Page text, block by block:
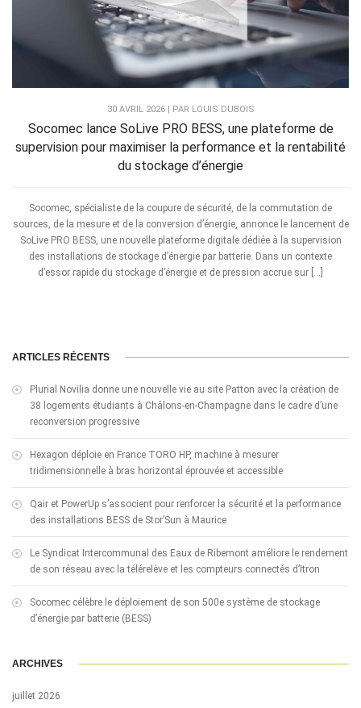
30 AVRIL 2026 | PAR LOUIS DUBOIS
Socomec lance SoLive PRO BESS, une plateforme de
supervision pour maximiser la performance et la rentabilité
du stockage d’énergie
Socomec, spécialiste de la coupure de sécurité, de la commutation de
sources, de la mesure et de la conversion d’énergie, annonce le lancement de
SoLive PRO BESS, une nouvelle plateforme digitale dédiée à la supervision
des installations de stockage d’énergie par batterie. Dans un contexte
d’essor rapide du stockage d’énergie et de pression accrue sur […]
ARTICLES RÉCENTS
Plurial Novilia donne une nouvelle vie au site Patton avec la création de
38 logements étudiants à Châlons-en-Champagne dans le cadre d’une
reconversion progressive
Hexagon déploie en France TORO HP, machine à mesurer
tridimensionnelle à bras horizontal éprouvée et accessible
Qair et PowerUp s’associent pour renforcer la sécurité et la performance
des installations BESS de Stor’Sun à Maurice
Le Syndicat Intercommunal des Eaux de Ribemont améliore le rendement
de son réseau avec la télérelève et les compteurs connectés d’Itron
Socomec célèbre le déploiement de son 500e système de stockage
d’énergie par batterie (BESS)
ARCHIVES
juillet 2026